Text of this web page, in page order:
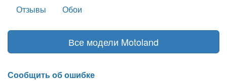
Отзывы
Обои
Все модели Motoland
Сообщить об ошибке